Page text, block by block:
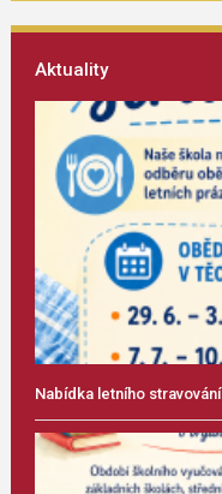
Aktuality
Nabídka letního stravování